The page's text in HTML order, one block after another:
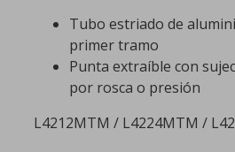
Tubo estriado de
primer tramo
Punta extraíble con
por rosca o presión
L4212MTM / L4224MTM /